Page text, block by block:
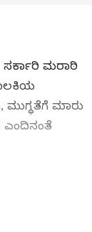
ಮರಾಠಿ
ಮಾರು
ಎಂದಿನಂತೆ